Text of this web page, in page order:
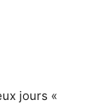
jours «